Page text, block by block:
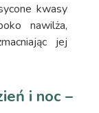
kwasy
nawilża,
jej
i noc –